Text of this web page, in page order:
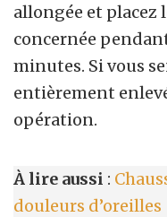
allongée et placez
concernée
minutes. Si vous
entièrement
opération.
À lire aussi :
douleurs d’oreilles